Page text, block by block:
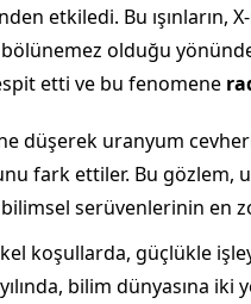
etkiledi. Bu ışınların,
olduğu
etti ve bu fenomene
düşerek uranyum
fark ettiler. Bu gözlem,
serüvenlerinin en
koşullarda, güçlükle
bilim dünyasına iki